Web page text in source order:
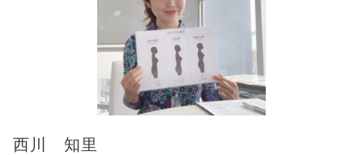
西川 知里